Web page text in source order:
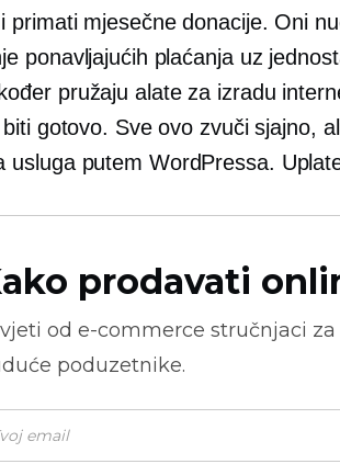
primati mjesečne donacije. Oni
ponavljajućih plaćanja uz
pružaju alate za izradu
gotovo. Sve ovo zvuči sjajno,
usluga putem WordPressa.
prodavati
od e-commerce stručnjaci
poduzetnike.